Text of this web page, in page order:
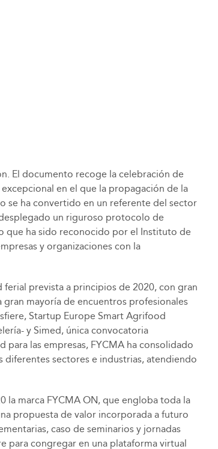
El documento recoge la celebración de
en el que la propagación de la
se ha convertido en un referente del sector
un riguroso protocolo de
que ha sido reconocido por el Instituto de
y organizaciones con la
prevista a principios de 2020, con gran
mayoría de encuentros profesionales
Startup Europe Smart Agrifood
y Simed, única convocatoria
las empresas, FYCMA ha consolidado
sectores e industrias, atendiendo
la marca FYCMA ON, que engloba toda la
propuesta de valor incorporada a futuro
caso de seminarios y jornadas
para congregar en una plataforma virtual